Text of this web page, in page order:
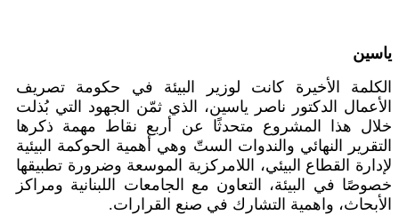
ياسين
الكلمة الأخيرة كانت لوزير البيئة في حكومة تصريف
الأعمال الدكتور ناصر ياسين، الذي ثمّن الجهود التي بُذلت
خلال هذا المشروع متحدثًا عن أربع نقاط مهمة ذكرها
التقرير النهائي والندوات الستّ وهي أهمية الحوكمة البيئية
لإدارة القطاع البيئي، اللامركزية الموسعة وضرورة تطبيقها
خصوصًا في البيئة، التعاون مع الجامعات اللبنانية ومراكز
الأبحاث، واهمية التشارك في صنع القرارات.